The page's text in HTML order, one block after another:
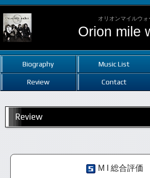
オリオンマイルウォ
Orion mile
Biography Music List
Review Contact
Review
M I 総合評価